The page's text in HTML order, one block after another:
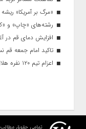
«مرگ بر آمریکا»
رشته‌های «چاپ» و
افزایش دمای قم در
تاکید امام جمعه قم
اعزام تیم ۱۲۰ نفره هلال‌احمر قم به کربلا
تمامی حقوق مطالب